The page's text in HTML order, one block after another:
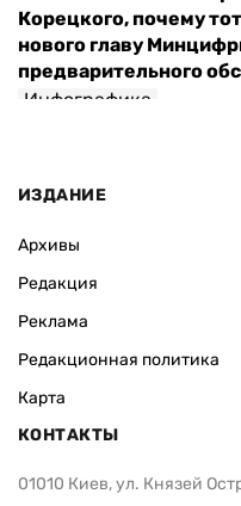
Корецкого, почему
нового главу
предварительного
Инфографика
ИЗДАНИЕ
Архивы
Редакция
Реклама
Редакционная политика
Карта
КОНТАКТЫ
01010 Киев, ул. Князей